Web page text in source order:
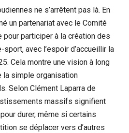
ne s’arrêtent pas là. En
un partenariat avec le Comité
pour participer à la création des
avec l’espoir d’accueillir la
Cela montre une vision à long
la simple organisation
Selon Clément Laparra de
massifs signifient
durer, même si certains
se déplacer vers d’autres